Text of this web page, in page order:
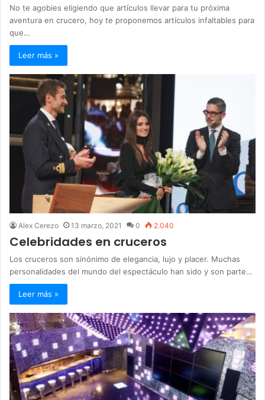
No te agobies eligiendo que artículos llevar para tu próxima
aventura en crucero, hoy te proponemos artículos infaltables para
que…
Leer más »
Alex Cerezo 13 marzo, 2021 0 2.040
Celebridades en cruceros
Los cruceros son sinónimo de elegancia, lujo y placer. Muchas
personalidades del mundo del espectáculo han sido y son parte…
Leer más »